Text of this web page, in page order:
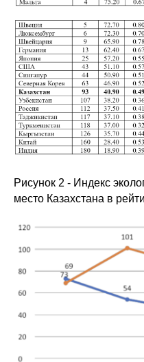
Рисунок 2 - Индекс
место Казахстана в